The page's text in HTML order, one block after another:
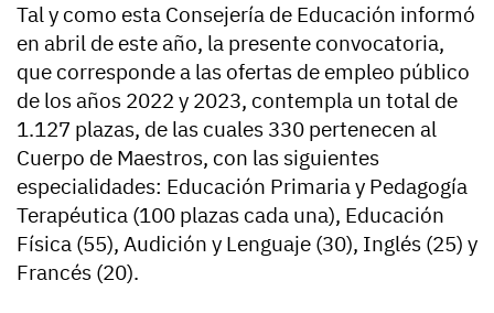
Tal y como esta Consejería de Educación informó
en abril de este año, la presente convocatoria,
que corresponde a las ofertas de empleo público
de los años 2022 y 2023, contempla un total de
1.127 plazas, de las cuales 330 pertenecen al
Cuerpo de Maestros, con las siguientes
especialidades: Educación Primaria y Pedagogía
Terapéutica (100 plazas cada una), Educación
Física (55), Audición y Lenguaje (30), Inglés (25) y
Francés (20).